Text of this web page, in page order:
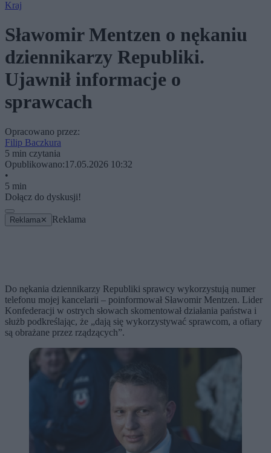
Kraj
Sławomir Mentzen o nękaniu
dziennikarzy Republiki.
Ujawnił informacje o
sprawcach
Opracowano przez:
Filip Baczkura
5 min czytania
Opublikowano:17.05.2026 10:32
•
5 min
Dołącz do dyskusji!
Reklama ✕ Reklama
Do nękania dziennikarzy Republiki sprawcy wykorzystują numer
telefonu mojej kancelarii – poinformował Sławomir Mentzen. Lider
Konfederacji w ostrych słowach skomentował działania państwa i
służb podkreślając, że „dają się wykorzystywać sprawcom, a ofiary
są obrażane przez rządzących”.